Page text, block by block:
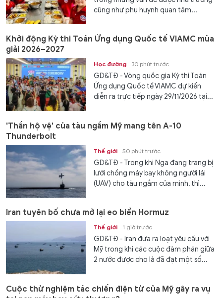
cũng như phụ huynh quan tâm...
Khởi động Kỳ thi Toán Ứng dụng Quốc tế VIAMC mùa
giải 2026–2027
Học đường 30 phút trước
GD&TĐ - Vòng quốc gia Kỳ thi Toán
Ứng dụng Quốc tế VIAMC dự kiến
diễn ra trực tiếp ngày 29/11/2026 tại...
'Thần hộ vệ' của tàu ngầm Mỹ mang tên A-10
Thunderbolt
Thế giới 50 phút trước
GD&TĐ - Trong khi Nga đang trang bị
lưới chống máy bay không người lái
(UAV) cho tàu ngầm của mình, thì...
Iran tuyên bố chưa mở lại eo biển Hormuz
Thế giới 1 giờ trước
GD&TĐ - Iran đưa ra loạt yêu cầu với
Mỹ trong khi các cuộc đàm phán giữa
2 nước được cho là đã đạt một số...
Cuộc thử nghiệm tác chiến điện tử của Mỹ gây ra vụ